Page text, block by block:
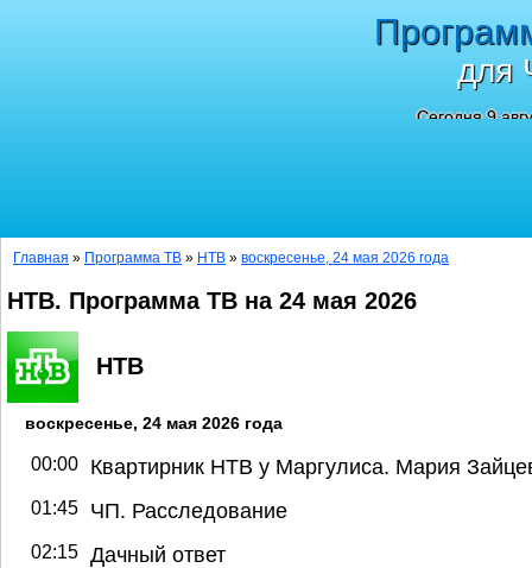
для
Сегодня 9
Главная » Программа ТВ » НТВ » воскресенье, 24 мая 2026 года
НТВ. Программа ТВ на 24 мая 2026
НТВ
воскресенье, 24 мая 2026 года
00:00 Квартирник НТВ у Маргулиса. Мария
01:45 ЧП. Расследование
02:15 Дачный ответ